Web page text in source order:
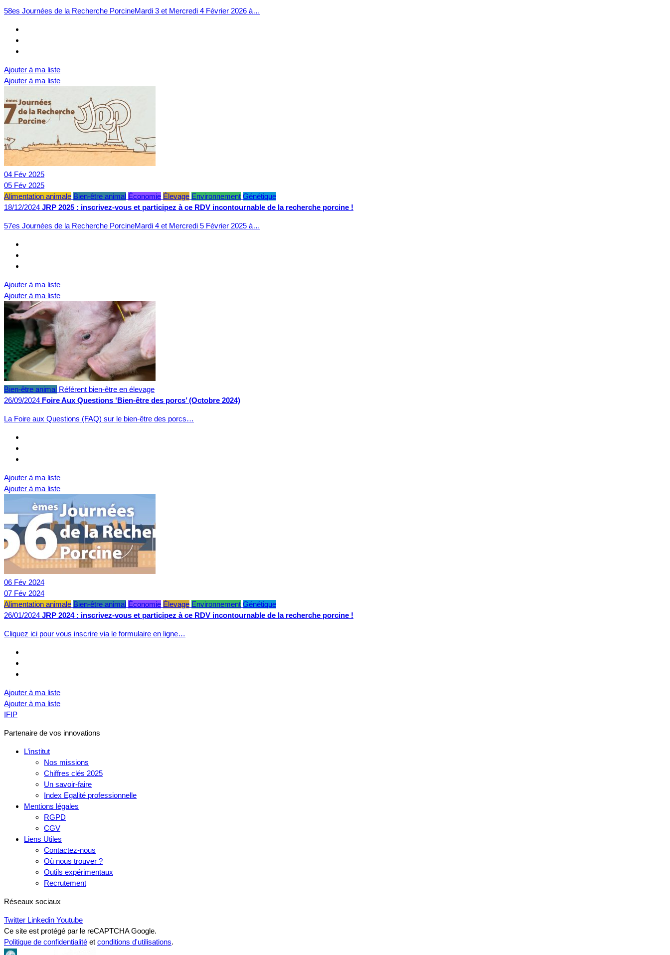
58es Journées de la Recherche PorcineMardi 3 et Mercredi 4 Février 2026 à…
Ajouter à ma liste
Ajouter à ma liste
04 Fév 2025
05 Fév 2025
Alimentation animale Bien-être animal Économie Élevage Environnement Génétique
18/12/2024 JRP 2025 : inscrivez-vous et participez à ce RDV incontournable de la recherche porcine !
57es Journées de la Recherche PorcineMardi 4 et Mercredi 5 Février 2025 à…
Ajouter à ma liste
Ajouter à ma liste
Bien-être animal Référent bien-être en élevage
26/09/2024 Foire Aux Questions ‘Bien-être des porcs’ (Octobre 2024)
La Foire aux Questions (FAQ) sur le bien-être des porcs…
Ajouter à ma liste
Ajouter à ma liste
06 Fév 2024
07 Fév 2024
Alimentation animale Bien-être animal Économie Élevage Environnement Génétique
26/01/2024 JRP 2024 : inscrivez-vous et participez à ce RDV incontournable de la recherche porcine !
Cliquez ici pour vous inscrire via le formulaire en ligne…
Ajouter à ma liste
Ajouter à ma liste
IFIP
Partenaire de vos innovations
L’institut
Nos missions
Chiffres clés 2025
Un savoir-faire
Index Egalité professionnelle
Mentions légales
RGPD
CGV
Liens Utiles
Contactez-nous
Où nous trouver ?
Outils expérimentaux
Recrutement
Réseaux sociaux
Twitter Linkedin Youtube
Ce site est protégé par le reCAPTCHA Google.
Politique de confidentialité et conditions d'utilisations.